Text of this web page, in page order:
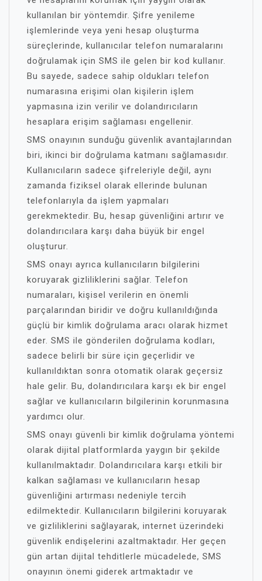
kullanılan bir yöntemdir. Şifre yenileme
işlemlerinde veya yeni hesap oluşturma
süreçlerinde, kullanıcılar telefon numaralarını
doğrulamak için SMS ile gelen bir kod kullanır.
Bu sayede, sadece sahip oldukları telefon
numarasına erişimi olan kişilerin işlem
yapmasına izin verilir ve dolandırıcıların
hesaplara erişim sağlaması engellenir.
SMS onayının sunduğu güvenlik avantajlarından
biri, ikinci bir doğrulama katmanı sağlamasıdır.
Kullanıcıların sadece şifreleriyle değil, aynı
zamanda fiziksel olarak ellerinde bulunan
telefonlarıyla da işlem yapmaları
gerekmektedir. Bu, hesap güvenliğini artırır ve
dolandırıcılara karşı daha büyük bir engel
oluşturur.
SMS onayı ayrıca kullanıcıların bilgilerini
koruyarak gizliliklerini sağlar. Telefon
numaraları, kişisel verilerin en önemli
parçalarından biridir ve doğru kullanıldığında
güçlü bir kimlik doğrulama aracı olarak hizmet
eder. SMS ile gönderilen doğrulama kodları,
sadece belirli bir süre için geçerlidir ve
kullanıldıktan sonra otomatik olarak geçersiz
hale gelir. Bu, dolandırıcılara karşı ek bir engel
sağlar ve kullanıcıların bilgilerinin korunmasına
yardımcı olur.
SMS onayı güvenli bir kimlik doğrulama yöntemi
olarak dijital platformlarda yaygın bir şekilde
kullanılmaktadır. Dolandırıcılara karşı etkili bir
kalkan sağlaması ve kullanıcıların hesap
güvenliğini artırması nedeniyle tercih
edilmektedir. Kullanıcıların bilgilerini koruyarak
ve gizliliklerini sağlayarak, internet üzerindeki
güvenlik endişelerini azaltmaktadır. Her geçen
gün artan dijital tehditlerle mücadelede, SMS
onayının önemi giderek artmaktadır ve